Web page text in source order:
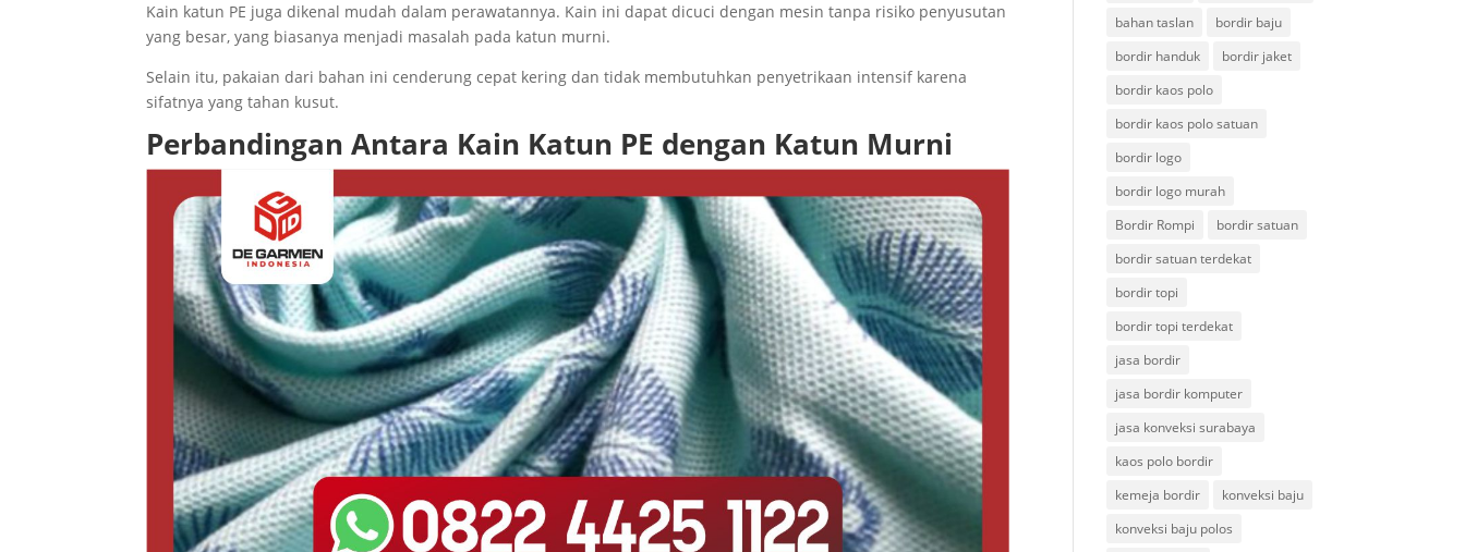
Kain katun PE juga dikenal mudah dalam perawatannya. Kain ini dapat dicuci dengan mesin tanpa risiko penyusutan
yang besar, yang biasanya menjadi masalah pada katun murni.
Selain itu, pakaian dari bahan ini cenderung cepat kering dan tidak membutuhkan penyetrikaan intensif karena
sifatnya yang tahan kusut.
Perbandingan Antara Kain Katun PE dengan Katun Murni
bahan taslan
bordir baju
bordir handuk
bordir jaket
bordir kaos polo
bordir kaos polo satuan
bordir logo
bordir logo murah
Bordir Rompi
bordir satuan
bordir satuan terdekat
bordir topi
bordir topi terdekat
jasa bordir
jasa bordir komputer
jasa konveksi surabaya
kaos polo bordir
kemeja bordir
konveksi baju
konveksi baju polos